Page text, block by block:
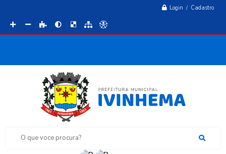
Login / Cadastro
O que voce procura?